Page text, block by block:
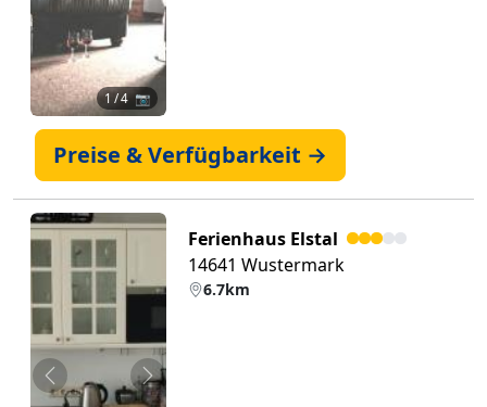
1 / 4 📷
Preise & Verfügbarkeit →
Zurück Weiter
Ferienhaus Elstal
14641 Wustermark
6.7km